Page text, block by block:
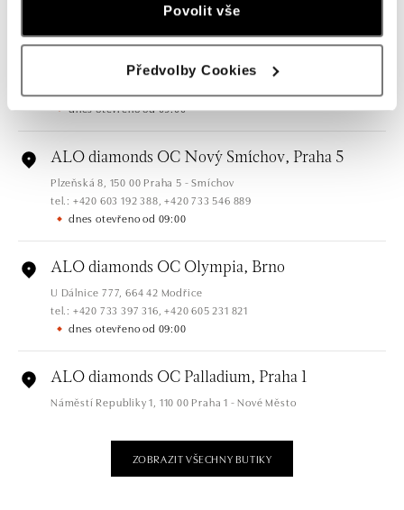
Povolit vše
Předvolby Cookies
Ostrava
Jantarová 3344/4, 702 00 Ostrava-Moravská Ostrava
dnes otevřeno od 09:00
ALO diamonds OC Nový Smíchov, Praha 5
Plzeňská 8, 150 00 Praha 5 - Smíchov
tel.: +420 603 192 388, +420 733 546 889
dnes otevřeno od 09:00
ALO diamonds OC Olympia, Brno
U Dálnice 777, 664 42 Modřice
tel.: +420 733 397 316, +420 605 231 821
dnes otevřeno od 09:00
ALO diamonds OC Palladium, Praha 1
Náměstí Republiky 1, 110 00 Praha 1 - Nové Město
dnes otevřeno od 09:00
ZOBRAZIT VŠECHNY BUTIKY